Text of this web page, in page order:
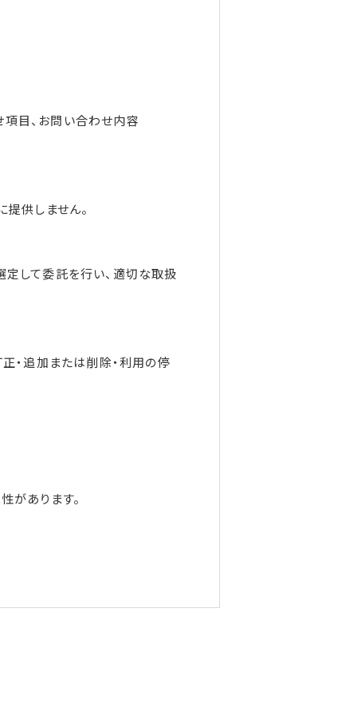
目、お問い合わせ内容
供しません。
して委託を行い、適切な取扱
・追加または削除・利用の停
あります。